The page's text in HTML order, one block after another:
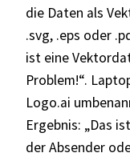
die Daten als
.svg, .eps oder
ist eine
Problem!“.
Logo.ai
Ergebnis: „Das
der Absender